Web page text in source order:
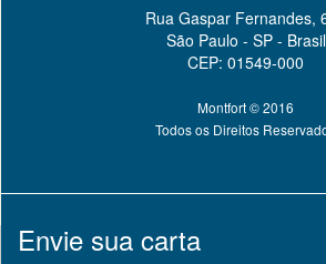
Rua Gaspar Fernandes,
São Paulo - SP - Brasil
CEP: 01549-000
Montfort © 2016
Todos os Direitos
Envie sua carta